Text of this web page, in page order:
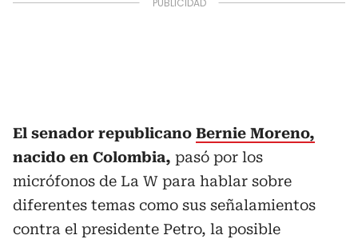
El senador republicano Bernie Moreno,
nacido en Colombia, pasó por los
micrófonos de La W para hablar sobre
diferentes temas como sus señalamientos
contra el presidente Petro, la posible